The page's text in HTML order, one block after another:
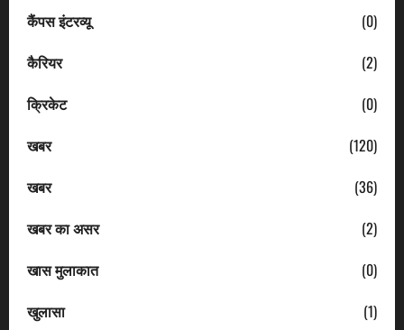
कैंपस इंटरव्यू
(0)
कैरियर
(2)
क्रिकेट
(0)
खबर
(120)
खबर
(36)
खबर का असर
(2)
खास मुलाकात
(0)
खुलासा
(1)